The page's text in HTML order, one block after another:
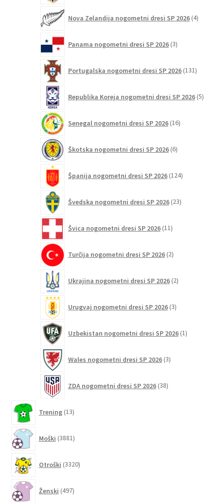
Nova Zelandija nogometni dresi SP 2026 4izdelki
Panama nogometni dresi SP 2026 3izdelki
Portugalska nogometni dresi SP 2026 131
Republika Koreja nogometni dresi SP 2026 5
Senegal nogometni dresi SP 2026 16izdelkov
Škotska nogometni dresi SP 2026 6izdelkov
Španija nogometni dresi SP 2026 124izdelkov
Švedska nogometni dresi SP 2026 23izdelkov
Švica nogometni dresi SP 2026 11izdelkov
Turčija nogometni dresi SP 2026 2izdelka
Ukrajina nogometni dresi SP 2026 2izdelka
Urugvaj nogometni dresi SP 2026 3izdelki
Uzbekistan nogometni dresi SP 2026 1izdelek
Wales nogometni dresi SP 2026 3izdelki
ZDA nogometni dresi SP 2026 38izdelkov
Trening 13izdelkov
Moški 3881izdelkov
Otroški 3320izdelkov
Ženski 497izdelkov